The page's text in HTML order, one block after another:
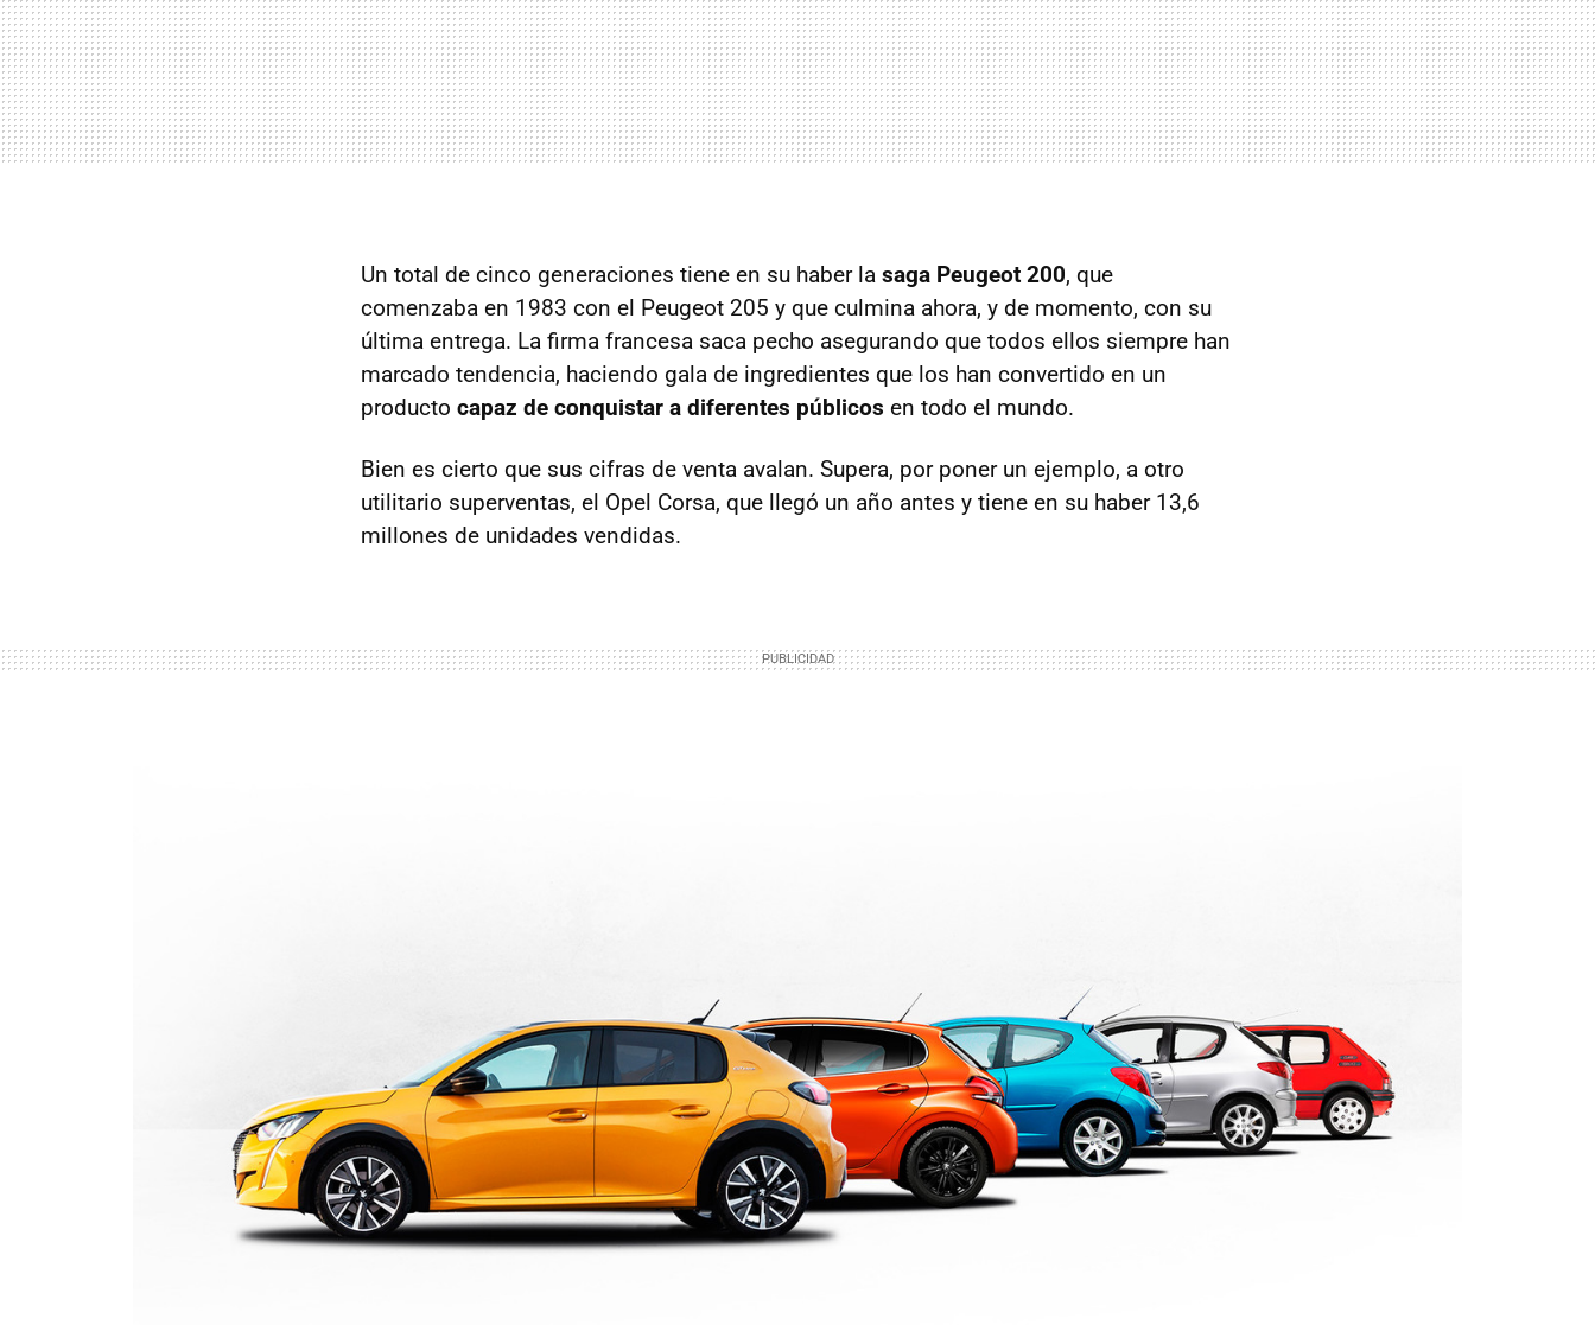
Un total de cinco generaciones tiene en su haber la saga Peugeot 200, que
comenzaba en 1983 con el Peugeot 205 y que culmina ahora, y de momento, con su
última entrega. La firma francesa saca pecho asegurando que todos ellos siempre han
marcado tendencia, haciendo gala de ingredientes que los han convertido en un
producto capaz de conquistar a diferentes públicos en todo el mundo.
Bien es cierto que sus cifras de venta avalan. Supera, por poner un ejemplo, a otro
utilitario superventas, el Opel Corsa, que llegó un año antes y tiene en su haber 13,6
millones de unidades vendidas.